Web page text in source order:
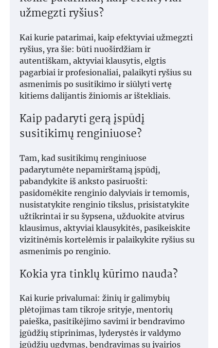
užmegzti ryšius?
Kai kurie patarimai, kaip efektyviai užmegzti
ryšius, yra šie: būti nuoširdžiam ir
autentiškam, aktyviai klausytis, elgtis
pagarbiai ir profesionaliai, palaikyti ryšius su
asmenimis po susitikimo ir siūlyti vertę
kitiems dalijantis žiniomis ar ištekliais.
Kaip padaryti gerą įspūdį
susitikimų renginiuose?
Tam, kad susitikimų renginiuose
padarytumėte nepamirštamą įspūdį,
pabandykite iš anksto pasiruošti:
pasidomėkite renginio dalyviais ir temomis,
nusistatykite renginio tikslus, prisistatykite
užtikrintai ir su šypsena, užduokite atvirus
klausimus, aktyviai klausykitės, pasikeiskite
vizitinėmis kortelėmis ir palaikykite ryšius su
asmenimis po renginio.
Kokia yra tinklų kūrimo nauda?
Kai kurie privalumai: žinių ir galimybių
plėtojimas tam tikroje srityje, mentorių
paieška, pasitikėjimo savimi ir bendravimo
įgūdžių stiprinimas, lyderystės ir valdymo
įgūdžių ugdymas, bendravimas su įvairios